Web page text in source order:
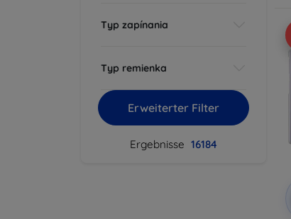
Typ zapínania
Typ remienka
Erweiterter Filter
Ergebnisse 16184